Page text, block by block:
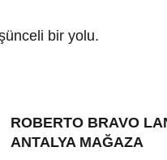
bir yolu.
ROBERTO BRAVO
ANTALYA MAĞAZA